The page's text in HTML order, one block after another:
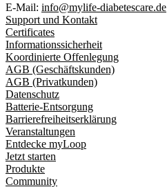
E-Mail: info@mylife-diabetescare.de
Support und Kontakt
Certificates
Informationssicherheit
Koordinierte Offenlegung
AGB (Geschäftskunden)
AGB (Privatkunden)
Datenschutz
Batterie-Entsorgung
Barrierefreiheitserklärung
Veranstaltungen
Entdecke myLoop
Jetzt starten
Produkte
Community